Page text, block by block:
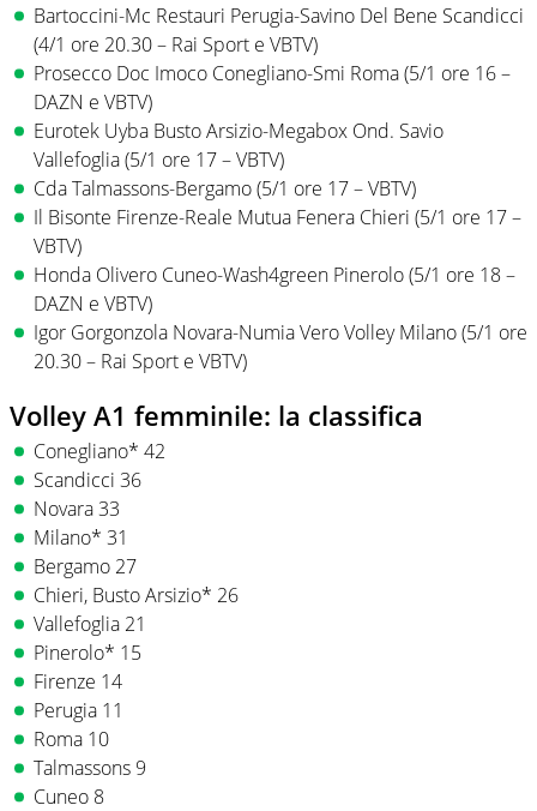
Bartoccini-Mc Restauri Perugia-Savino Del Bene Scandicci
(4/1 ore 20.30 – Rai Sport e VBTV)
Prosecco Doc Imoco Conegliano-Smi Roma (5/1 ore 16 –
DAZN e VBTV)
Eurotek Uyba Busto Arsizio-Megabox Ond. Savio
Vallefoglia (5/1 ore 17 – VBTV)
Cda Talmassons-Bergamo (5/1 ore 17 – VBTV)
Il Bisonte Firenze-Reale Mutua Fenera Chieri (5/1 ore 17 –
VBTV)
Honda Olivero Cuneo-Wash4green Pinerolo (5/1 ore 18 –
DAZN e VBTV)
Igor Gorgonzola Novara-Numia Vero Volley Milano (5/1 ore
20.30 – Rai Sport e VBTV)
Volley A1 femminile: la classifica
Conegliano* 42
Scandicci 36
Novara 33
Milano* 31
Bergamo 27
Chieri, Busto Arsizio* 26
Vallefoglia 21
Pinerolo* 15
Firenze 14
Perugia 11
Roma 10
Talmassons 9
Cuneo 8